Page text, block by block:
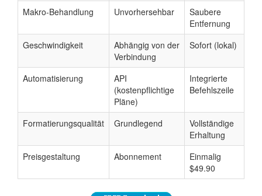
Makro-Behandlung Unvorhersehbar
Saubere
Entfernung
Geschwindigkeit
Abhängig von der
Verbindung
Sofort (lokal)
Automatisierung
API
(kostenpflichtige
Pläne)
Integrierte
Befehlszeile
Formatierungsqualität Grundlegend
Vollständige
Erhaltung
Preisgestaltung
Abonnement
Einmalig
$49.90